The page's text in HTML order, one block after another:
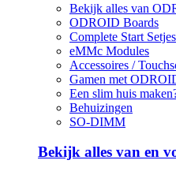
Bekijk alles van
ODROID Boards
Complete Start Setjes
eMMc Modules
Accessoires /
Gamen met
Een slim huis
Behuizingen
SO-DIMM
Bekijk alles van en